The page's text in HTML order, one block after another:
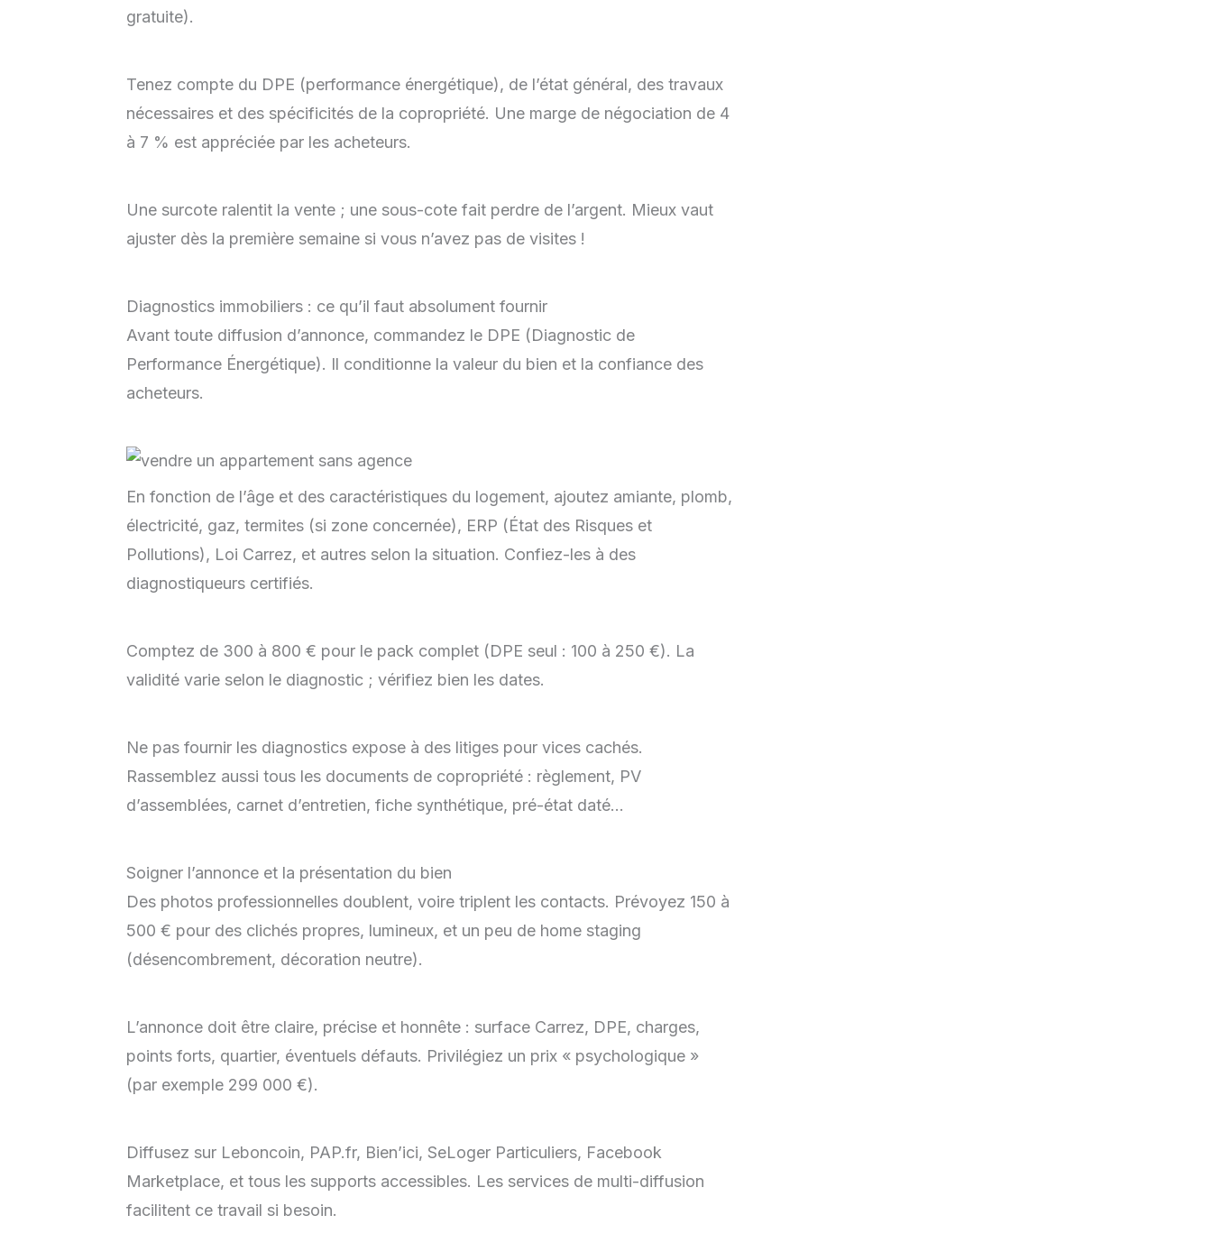
gratuite).
Tenez compte du DPE (performance énergétique), de l’état général, des travaux
nécessaires et des spécificités de la copropriété. Une marge de négociation de 4
à 7 % est appréciée par les acheteurs.
Une surcote ralentit la vente ; une sous-cote fait perdre de l’argent. Mieux vaut
ajuster dès la première semaine si vous n’avez pas de visites !
Diagnostics immobiliers : ce qu’il faut absolument fournir
Avant toute diffusion d’annonce, commandez le DPE (Diagnostic de
Performance Énergétique). Il conditionne la valeur du bien et la confiance des
acheteurs.
En fonction de l’âge et des caractéristiques du logement, ajoutez amiante, plomb,
électricité, gaz, termites (si zone concernée), ERP (État des Risques et
Pollutions), Loi Carrez, et autres selon la situation. Confiez-les à des
diagnostiqueurs certifiés.
Comptez de 300 à 800 € pour le pack complet (DPE seul : 100 à 250 €). La
validité varie selon le diagnostic ; vérifiez bien les dates.
Ne pas fournir les diagnostics expose à des litiges pour vices cachés.
Rassemblez aussi tous les documents de copropriété : règlement, PV
d’assemblées, carnet d’entretien, fiche synthétique, pré-état daté…
Soigner l’annonce et la présentation du bien
Des photos professionnelles doublent, voire triplent les contacts. Prévoyez 150 à
500 € pour des clichés propres, lumineux, et un peu de home staging
(désencombrement, décoration neutre).
L’annonce doit être claire, précise et honnête : surface Carrez, DPE, charges,
points forts, quartier, éventuels défauts. Privilégiez un prix « psychologique »
(par exemple 299 000 €).
Diffusez sur Leboncoin, PAP.fr, Bien’ici, SeLoger Particuliers, Facebook
Marketplace, et tous les supports accessibles. Les services de multi-diffusion
facilitent ce travail si besoin.